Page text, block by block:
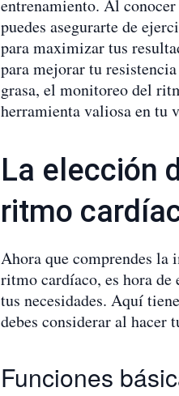
entrenamiento. Al
puedes asegurarte de
para maximizar tus
para mejorar tu
grasa, el monitoreo del
herramienta valiosa en tu
La elección
ritmo
Ahora que comprendes
ritmo cardíaco, es hora de
tus necesidades. Aquí
debes considerar al hacer
Funciones